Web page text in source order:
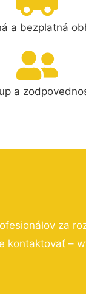
a bezplatná
a
za
kontaktovať –